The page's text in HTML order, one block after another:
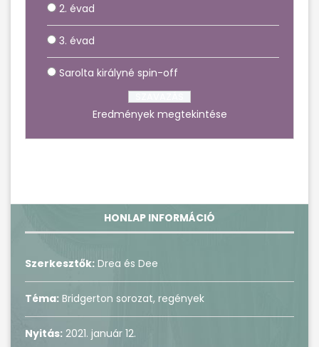
2. évad
3. évad
Sarolta királyné spin-off
Eredmények megtekintése
HONLAP INFORMÁCIÓ
Szerkesztők: Drea és Dee
Téma: Bridgerton sorozat, regények
Nyitás: 2021. január 12.